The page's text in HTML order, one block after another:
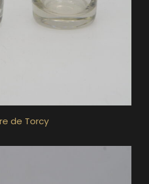
de Torcy